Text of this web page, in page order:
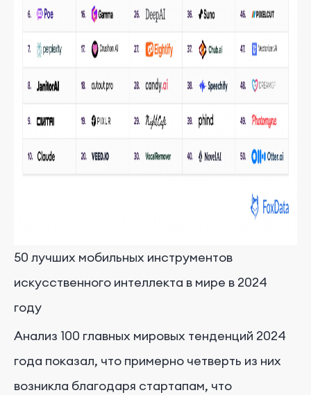
50 лучших мобильных инструментов
искусственного интеллекта в мире в 2024
году
Анализ 100 главных мировых тенденций 2024
года показал, что примерно четверть из них
возникла благодаря стартапам, что